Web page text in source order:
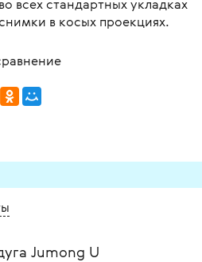
всех стандартных укладках
в косых проекциях.
Jumong U